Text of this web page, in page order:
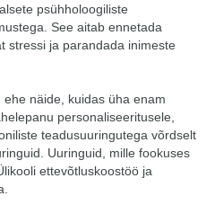
psühholoogiliste
See aitab ennetada
stressi ja parandada inimeste
ehe näide, kuidas üha enam
personaliseeritusele,
teadusuuringutega võrdselt
Uuringuid, mille fookuses
ettevõtluskoostöö ja